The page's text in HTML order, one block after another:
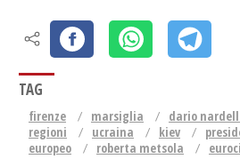
TAG
firenze marsiglia dario
regioni
ucraina kiev
europeo
roberta metsola